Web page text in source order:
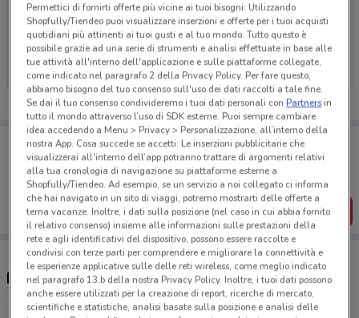
Ci dispiace, al momento non abbiamo pubblicato
volantini nella tua zona. Riprova più tardi.
Porta DoveConviene sempre con te!
Puoi trovare le migliori offerte dei negozi vicino a te,
salvarle e creare la tua lista del risparmio, comodamente
dal tuo cellulare.
SCARICA L’APP
Ristoranti Chef Express nelle vicinanze
Permettici di fornirti offerte più vicine ai tuoi bisogni: Utilizzando
Shopfully/Tiendeo puoi visualizzare inserzioni e offerte per i tuoi acquisti
quotidiani più attinenti ai tuoi gusti e al tuo mondo. Tutto questo è
possibile grazie ad una serie di strumenti e analisi effettuate in base alle
tue attività all'interno dell'applicazione e sulle piattaforme collegate,
come indicato nel paragrafo 2 della Privacy Policy. Per fare questo,
abbiamo bisogno del tuo consenso sull'uso dei dati raccolti a tale fine.
Se dai il tuo consenso condivideremo i tuoi dati personali conPartnersin
tutto il mondo attraverso l’uso di SDK esterne. Puoi sempre cambiare
idea accedendo a Menu > Privacy > Personalizzazione, all’interno della
nostra App. Cosa succede se accetti: Le inserzioni pubblicitarie che
visualizzerai all'interno dell’app potranno trattare di argomenti relativi
alla tua cronologia di navigazione su piattaforme esterne a
Shopfully/Tiendeo. Ad esempio, se un servizio a noi collegato ci informa
che hai navigato in un sito di viaggi, potremo mostrarti delle offerte a
tema vacanze. Inoltre, i dati sulla posizione (nel caso in cui abbia fornito
il relativo consenso) insieme alle informazioni sulle prestazioni della
rete e agli identificativi del dispositivo, possono essere raccolte e
condivisi con terze parti per comprendere e migliorare la connettività e
le esperienze applicative sulle delle reti wireless, come meglio indicato
nel paragrafo 13.b della nostra Privacy Policy. Inoltre, i tuoi dati possono
anche essere utilizzati per la creazione di report, ricerche di mercato,
scientifiche e statistiche, analisi basate sulla posizione e analisi delle